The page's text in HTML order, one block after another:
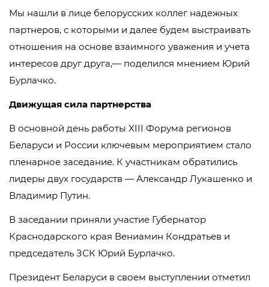
Мы нашли в лице белорусских коллег надежных
партнеров, с которыми и далее будем выстраивать
отношения на основе взаимного уважения и учета
интересов друг друга,— поделился мнением Юрий
Бурлачко.
Движущая сила партнерства
В основной день работы XIII Форума регионов
Беларуси и России ключевым мероприятием стало
пленарное заседание. К участникам обратились
лидеры двух государств — Александр Лукашенко и
Владимир Путин.
В заседании приняли участие Губернатор
Краснодарского края Вениамин Кондратьев и
председатель ЗСК Юрий Бурлачко.
Президент Беларуси в своем выступлении отметил